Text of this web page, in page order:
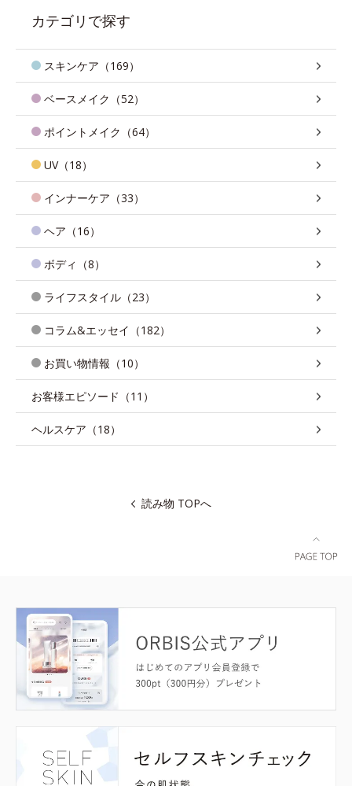
カテゴリで探す
スキンケア（169）
ベースメイク（52）
ポイントメイク（64）
UV（18）
インナーケア（33）
ヘア（16）
ボディ（8）
ライフスタイル（23）
コラム&エッセイ（182）
お買い物情報（10）
お客様エピソード（11）
ヘルスケア（18）
読み物 TOPへ